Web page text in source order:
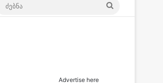
In
Advertise here